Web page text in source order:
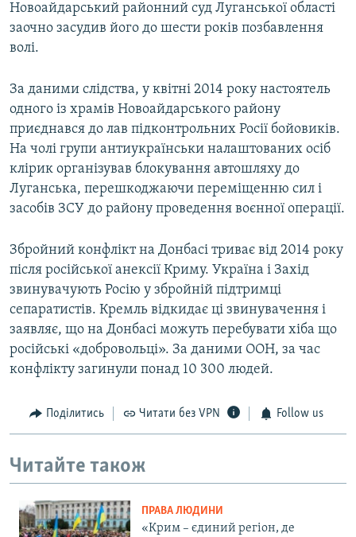
Новоайдарський районний суд Луганської області
заочно засудив його до шести років позбавлення
волі.
За даними слідства, у квітні 2014 року настоятель
одного із храмів Новоайдарського району
приєднався до лав підконтрольних Росії бойовиків.
На чолі групи антиукраїнськи налаштованих осіб
клірик організував блокування автошляху до
Луганська, перешкоджаючи переміщенню сил і
засобів ЗСУ до району проведення воєнної операції.
Збройний конфлікт на Донбасі триває від 2014 року
після російської анексії Криму. Україна і Захід
звинувачують Росію у збройній підтримці
сепаратистів. Кремль відкидає ці звинувачення і
заявляє, що на Донбасі можуть перебувати хіба що
російські «добровольці». За даними ООН, за час
конфлікту загинули понад 10 300 людей.
Поділитись Читати без VPN Follow us
Читайте також
ПРАВА ЛЮДИНИ
«Крим – єдиний регіон, де